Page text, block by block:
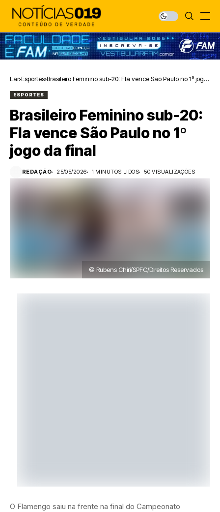
Lar Esportes Brasileiro Feminino sub-20: Fla vence São Paulo no 1º jogo
ESPORTES
Brasileiro Feminino sub-20:
Fla vence São Paulo no 1º
jogo da final
REDAÇÃO 25/05/2026 1 MINUTOS LIDOS 50 VISUALIZAÇÕES
© Rubens Chiri/SPFC/Direitos Reservados
O Flamengo saiu na frente na final do Campeonato